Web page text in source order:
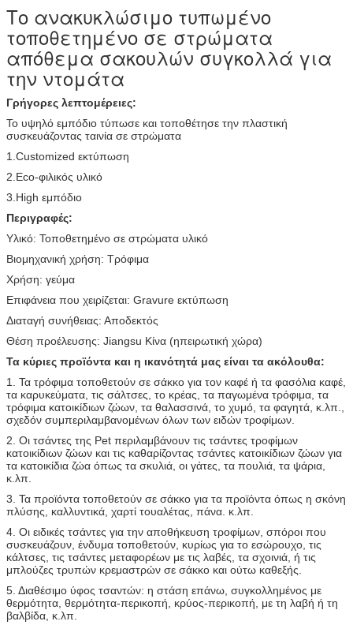
Το ανακυκλώσιμο τυπωμένο
τοποθετημένο σε στρώματα
απόθεμα σακουλών συγκολλά για
την ντομάτα
Γρήγορες λεπτομέρειες:
Το υψηλό εμπόδιο τύπωσε και τοποθέτησε την πλαστική
συσκευάζοντας ταινία σε στρώματα
1.Customized εκτύπωση
2.Eco-φιλικός υλικό
3.High εμπόδιο
Περιγραφές:
Υλικό: Τοποθετημένο σε στρώματα υλικό
Βιομηχανική χρήση: Τρόφιμα
Χρήση: γεύμα
Επιφάνεια που χειρίζεται: Gravure εκτύπωση
Διαταγή συνήθειας: Αποδεκτός
Θέση προέλευσης: Jiangsu Κίνα (ηπειρωτική χώρα)
Τα κύριες προϊόντα και η ικανότητά μας είναι τα ακόλουθα:
1. Τα τρόφιμα τοποθετούν σε σάκκο για τον καφέ ή τα φασόλια καφέ,
τα καρυκεύματα, τις σάλτσες, το κρέας, τα παγωμένα τρόφιμα, τα
τρόφιμα κατοικίδιων ζώων, τα θαλασσινά, το χυμό, τα φαγητά, κ.λπ.,
σχεδόν συμπεριλαμβανομένων όλων των ειδών τροφίμων.
2. Οι τσάντες της Pet περιλαμβάνουν τις τσάντες τροφίμων
κατοικίδιων ζώων και τις καθαρίζοντας τσάντες κατοικίδιων ζώων για
τα κατοικίδια ζώα όπως τα σκυλιά, οι γάτες, τα πουλιά, τα ψάρια,
κ.λπ.
3. Τα προϊόντα τοποθετούν σε σάκκο για τα προϊόντα όπως η σκόνη
πλύσης, καλλυντικά, χαρτί τουαλέτας, πάνα. κ.λπ.
4. Οι ειδικές τσάντες για την αποθήκευση τροφίμων, σπόροι που
συσκευάζουν, ένδυμα τοποθετούν, κυρίως για το εσώρουχο, τις
κάλτσες, τις τσάντες μεταφορέων με τις λαβές, τα σχοινιά, ή τις
μπλούζες τρυπών κρεμαστρών σε σάκκο και ούτω καθεξής.
5. Διαθέσιμο ύφος τσαντών: η στάση επάνω, συγκολλημένος με
θερμότητα, θερμότητα-περικοπή, κρύος-περικοπή, με τη λαβή ή τη
βαλβίδα, κ.λπ.